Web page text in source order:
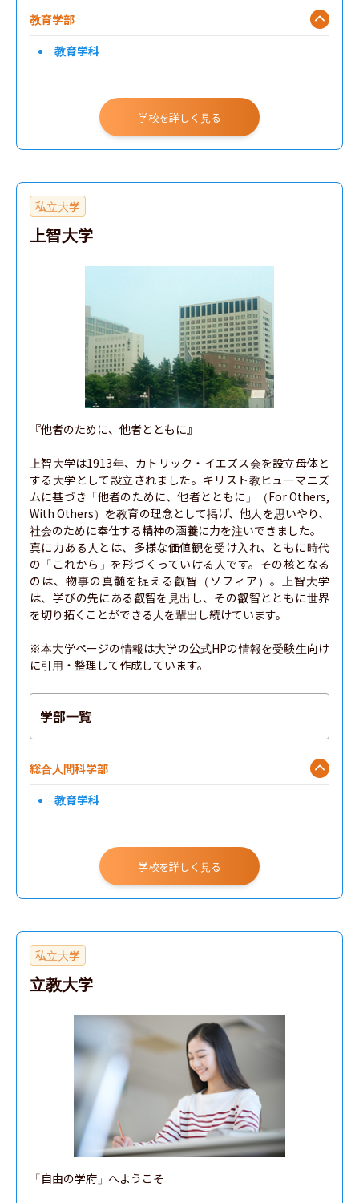
教育学部
教育学科
学校を詳しく見る
私立大学
上智大学
『他者のために、他者とともに』
上智大学は1913年、カトリック・イエズス会を設立母体と
する大学として設立されました。キリスト教ヒューマニズ
ムに基づき「他者のために、他者とともに」（For Others,
With Others）を教育の理念として掲げ、他人を思いやり、
社会のために奉仕する精神の涵養に力を注いできました。
真に力ある人とは、多様な価値観を受け入れ、ともに時代
の「これから」を形づくっていける人です。その核となる
のは、物事の真髄を捉える叡智（ソフィア）。上智大学
は、学びの先にある叡智を見出し、その叡智とともに世界
を切り拓くことができる人を輩出し続けています。
※本大学ページの情報は大学の公式HPの情報を受験生向け
に引用・整理して作成しています。
学部一覧
総合人間科学部
教育学科
学校を詳しく見る
私立大学
立教大学
「自由の学府」へようこそ